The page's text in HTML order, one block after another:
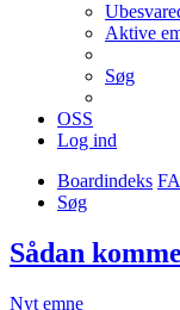
Aktive
Søg
OSS
Log ind
Boardindeks
Søg
Sådan
Nyt emne